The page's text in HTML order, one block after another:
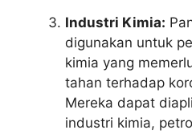
Industri Kimia:
digunakan untuk
kimia yang
tahan terhadap
Mereka dapat
industri kimia,